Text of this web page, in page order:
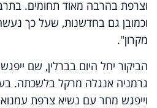
וצרפת בהרבה מאוד תחומים.
וכמובן גם בחדשנות, שעל כך
מקרון".
הביקור יחל היום בברלין, שם
גרמניה אנגלה מרקל בלשכתה.
וייפגש מחר עם נשיא צרפת